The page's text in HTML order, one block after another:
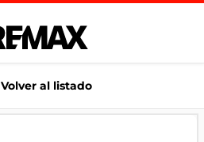
Volver al listado